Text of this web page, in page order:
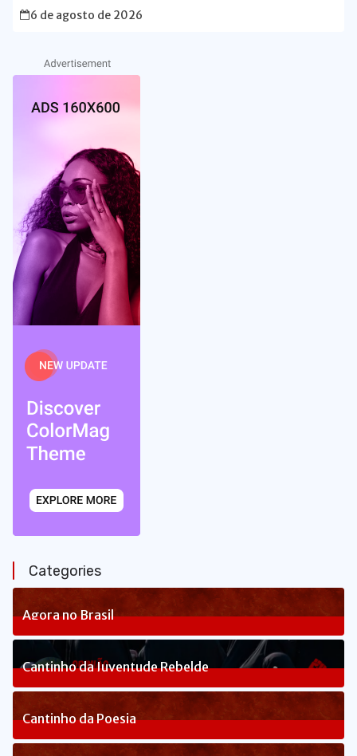
6 de agosto de 2026
Categories
Agora no Brasil
236Posts
Cantinho da Juventude Rebelde
3Posts
Cantinho da Poesia
1Posts